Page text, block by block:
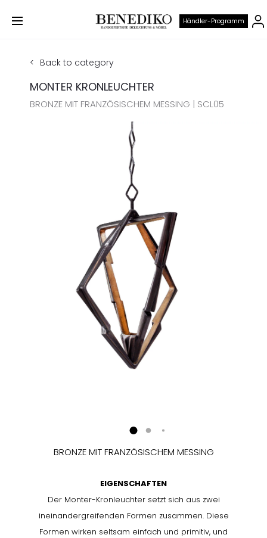
Händler-Programm
Back to category
MONTER KRONLEUCHTER
BRONZE MIT FRANZÖSISCHEM MESSING | SCL05
BRONZE MIT FRANZÖSISCHEM MESSING
EIGENSCHAFTEN
Der Monter-Kronleuchter setzt sich aus zwei
ineinandergreifenden Formen zusammen. Diese
Formen wirken seltsam einfach und primitiv, und